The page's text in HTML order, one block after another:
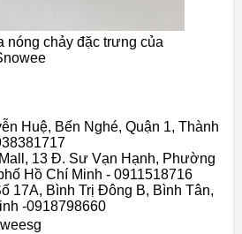
nóng chảy đặc trưng của
Huệ, Bến Nghé, Quận 1, Thành
13 Đ. Sư Vạn Hạnh, Phường
Hồ Chí Minh - 0911518716
17A, Bình Trị Đông B, Bình Tân,
-0918798660